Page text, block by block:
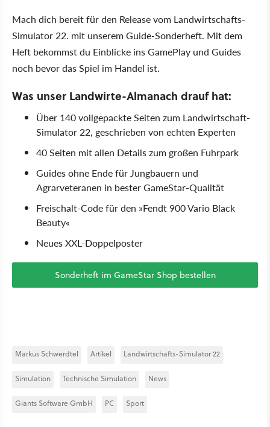
Mach dich bereit für den Release vom Landwirtschafts-
Simulator 22. mit unserem Guide-Sonderheft. Mit dem
Heft bekommst du Einblicke ins GamePlay und Guides
noch bevor das Spiel im Handel ist.
Was unser Landwirte-Almanach drauf hat:
Über 140 vollgepackte Seiten zum Landwirtschaft-
Simulator 22, geschrieben von echten Experten
40 Seiten mit allen Details zum großen Fuhrpark
Guides ohne Ende für Jungbauern und
Agrarveteranen in bester GameStar-Qualität
Freischalt-Code für den Fendt 900 Vario Black
Beauty
Neues XXL-Doppelposter
Sonderheft im GameStar Shop bestellen
Markus Schwerdtel Artikel Landwirtschafts-Simulator 22
Simulation Technische Simulation News
Giants Software GmbH PC Sport